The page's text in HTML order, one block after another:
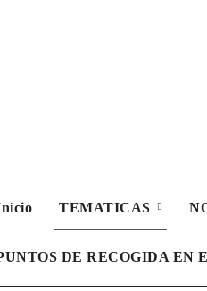
TEMATICAS
DE RECOGIDA